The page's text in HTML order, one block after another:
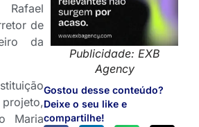
Publicidade: EXB
Agency
Gostou desse conteúdo?
Deixe o seu like e
compartilhe!
de
da
Maria